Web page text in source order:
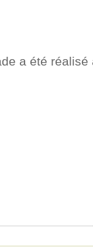
a été réalisé